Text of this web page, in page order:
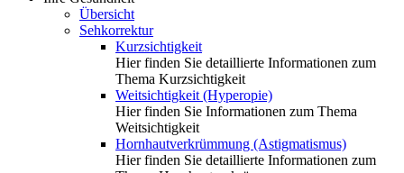
Übersicht
Sehkorrektur
Kurzsichtigkeit
Hier finden Sie detaillierte Informationen zum
Thema Kurzsichtigkeit
Weitsichtigkeit (Hyperopie)
Hier finden Sie Informationen zum Thema
Weitsichtigkeit
Hornhautverkrümmung (Astigmatismus)
Hier finden Sie detaillierte Informationen zum